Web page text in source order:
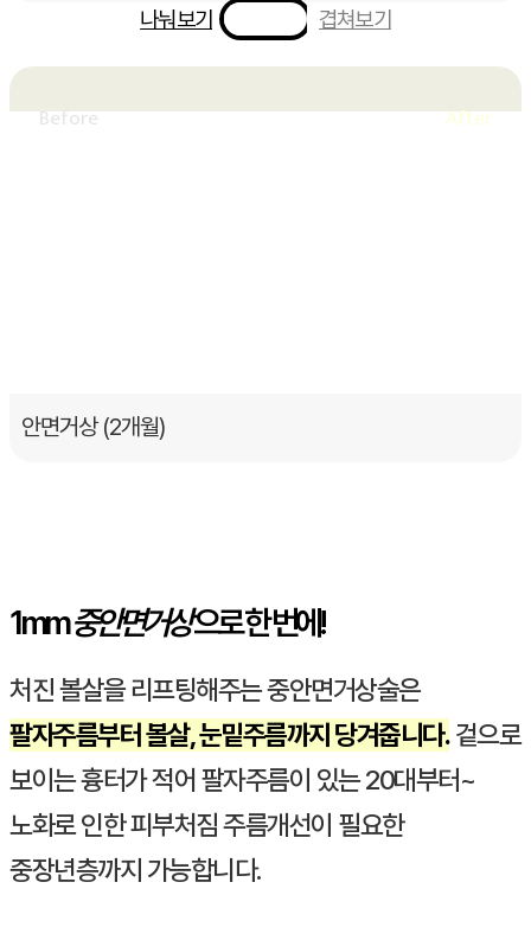
나눠보기 겹쳐보기
안면거상 (2개월)
1mm중안면거상으로 한 번에!
처진 볼살을 리프팅해주는 중안면거상술은
팔자주름부터 볼살, 눈밑주름까지 당겨줍니다. 겉으로
보이는 흉터가 적어 팔자주름이 있는 20대부터~
노화로 인한 피부처짐 주름개선이 필요한
중장년층까지 가능합니다.